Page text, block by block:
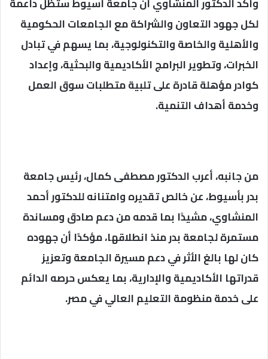
لكل جهود التعاون والشراكة مع الجامعات الحكومية
والأهلية والخاصة والتكنولوجية، بما يسهم في تبادل
الخبرات، وتطوير البرامج الأكاديمية والبحثية، وإعداد
كوادر مؤهلة قادرة على تلبية متطلبات سوق العمل
وخدمة أهداف التنمية.
من جانبه، أعرب الدكتور مصطفى كمال، رئيس جامعة
بدر بأسيوط، عن خالص تقديره وامتنانه للدكتور أحمد
المنشاوي، مشيدًا بما قدمه من دعم صادق ومساندة
مستمرة لجامعة بدر منذ انطلاقها، مؤكدًا أن جهوده
كان لها بالغ الأثر في دعم مسيرة الجامعة وتعزيز
قدراتها الأكاديمية والإدارية، بما يعكس حرصه الدائم
على خدمة منظومة التعليم العالي في مصر.